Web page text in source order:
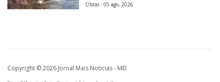
Obras - 05 ago, 2026
Copyright © 2026 Jornal Mais Noticias - MEI